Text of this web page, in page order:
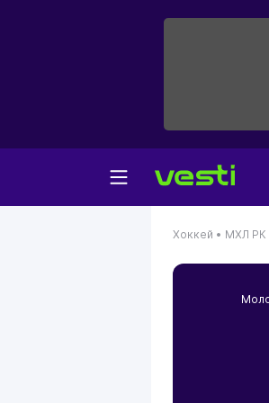
Хоккей • МХЛ РК